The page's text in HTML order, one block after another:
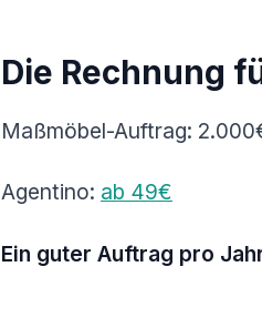
Die Rechnung
Maßmöbel-Auftrag:
Agentino: ab 49€
Ein guter Auftrag pro